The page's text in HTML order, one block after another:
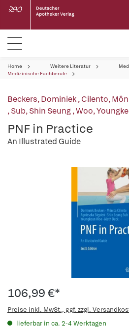
Home Weitere Literatur
Medizinische Fachberufe
Beckers, Dominiek,Cilento,
,Sub, Shin Seung,Woo,
PNF in Practice
An Illustrated Guide
106,99 €*
Preise inkl. MwSt., ggf. zzgl.
lieferbar in ca. 2-4 Werktagen